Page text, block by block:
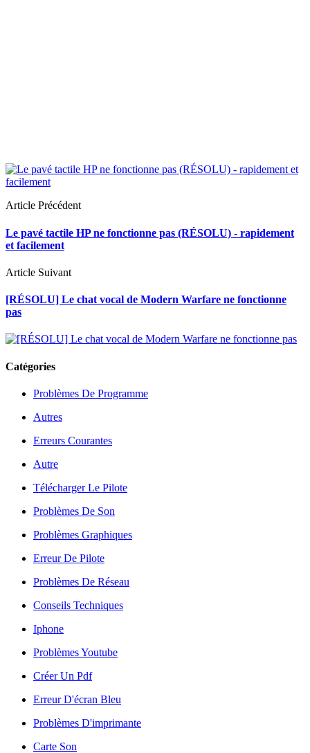
Article Précédent
Le pavé tactile HP ne fonctionne pas (RÉSOLU) - rapidement
et facilement
Article Suivant
[RÉSOLU] Le chat vocal de Modern Warfare ne fonctionne
pas
Catégories
Problèmes De Programme
Autres
Erreurs Courantes
Autre
Télécharger Le Pilote
Problèmes De Son
Problèmes Graphiques
Erreur De Pilote
Problèmes De Réseau
Conseils Techniques
Iphone
Problèmes Youtube
Créer Un Pdf
Erreur D'écran Bleu
Problèmes D'imprimante
Carte Son